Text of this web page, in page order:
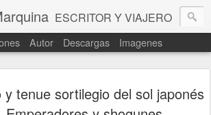
ESCRITOR Y VIAJERO
Autor Descargas Imagenes
y tenue sortilegio del sol japonés